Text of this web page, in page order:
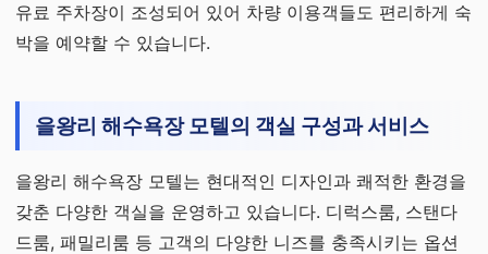
유료 주차장이 조성되어 있어 차량 이용객들도 편리하게 숙
박을 예약할 수 있습니다.
을왕리 해수욕장 모텔의 객실 구성과 서비스
을왕리 해수욕장 모텔는 현대적인 디자인과 쾌적한 환경을
갖춘 다양한 객실을 운영하고 있습니다. 디럭스룸, 스탠다
드룸, 패밀리룸 등 고객의 다양한 니즈를 충족시키는 옵션